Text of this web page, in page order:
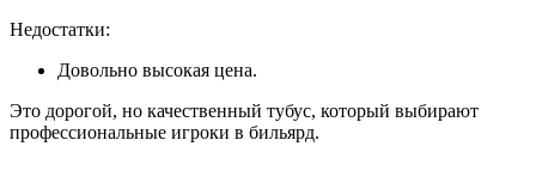
Недостатки:
Довольно высокая цена.
Это дорогой, но качественный тубус, который выбирают
профессиональные игроки в бильярд.